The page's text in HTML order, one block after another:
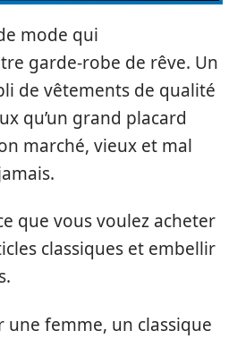
mode qui
garde-robe de rêve. Un
de vêtements de qualité
qu’un grand placard
marché, vieux et mal
que vous voulez acheter
classiques et embellir
une femme, un classique